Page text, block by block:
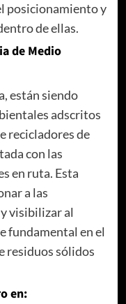
posicionamiento y
de ellas.
de Medio
están siendo
adscritos
recicladores de
con las
en ruta. Esta
a las
visibilizar al
fundamental en el
residuos sólidos
en: